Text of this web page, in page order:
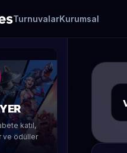
TurnuvalarKurumsal
katıl,
ve ödüller